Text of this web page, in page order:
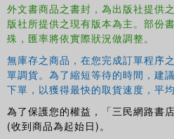
外文書商品之書封，為出版社提供
版社所提供之現有版本為主。部份
殊，匯率將依實際狀況做調整。
無庫存之商品，在您完成訂單程序
單調貨。為了縮短等待的時間，建
下單，以獲得最快的取貨速度，平
為了保護您的權益，「三民網路書店
(收到商品為起始日)。